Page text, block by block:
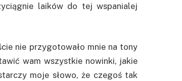
laików do tej wspanialej
nie przygotowało mnie na tony
wam wszystkie nowinki, jakie
moje słowo, że czegoś tak